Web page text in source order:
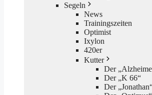
Segeln
News
Trainingszeiten
Optimist
Ixylon
420er
Kutter
Der
Der „K 66“
Der